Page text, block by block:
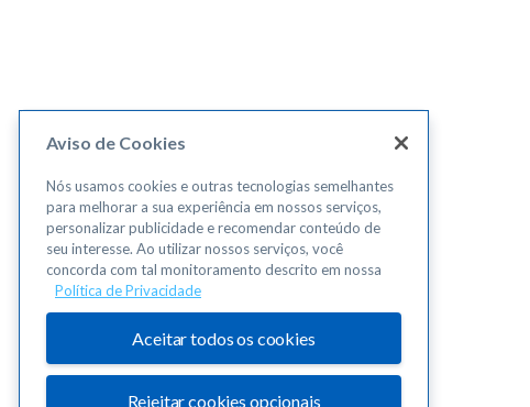
Aviso de Cookies
Nós usamos cookies e outras tecnologias semelhantes
para melhorar a sua experiência em nossos serviços,
personalizar publicidade e recomendar conteúdo de
seu interesse. Ao utilizar nossos serviços, você
concorda com tal monitoramento descrito em nossa
Política de Privacidade
Aceitar todos os cookies
Rejeitar cookies opcionais